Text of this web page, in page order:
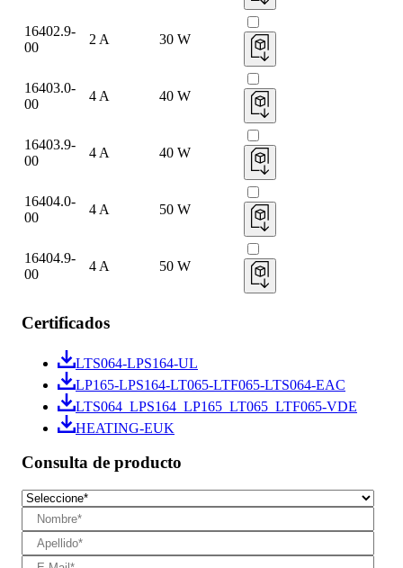
16402.9-
00
2 A 30 W
16403.0-
00
4 A 40 W
16403.9-
00
4 A 40 W
16404.0-
00
4 A 50 W
16404.9-
00
4 A 50 W
Certificados
LTS064-LPS164-UL
LP165-LPS164-LT065-LTF065-LTS064-EAC
LTS064_LPS164_LP165_LT065_LTF065-VDE
HEATING-EUK
Consulta de producto